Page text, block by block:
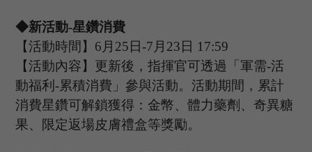
◆新活動-星鑽消費
【活動時間】 6 月 25日-7 月 23日 17:59
【活動內容】更新後，指揮官可透過「軍需-活
動福利-累積消費」參與活動。活動期間，累計
消費星鑽可解鎖獲得：金幣、體力藥劑、奇異糖
果、限定返場皮膚禮盒等獎勵。